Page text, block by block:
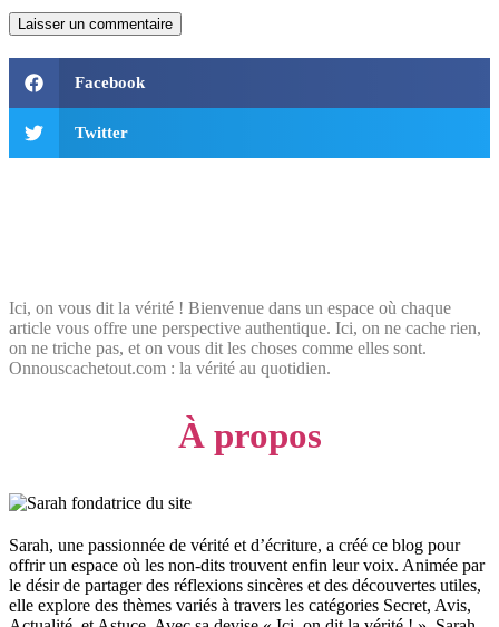
Facebook
Twitter
Ici, on vous dit la vérité ! Bienvenue dans un espace où chaque
article vous offre une perspective authentique. Ici, on ne cache rien,
on ne triche pas, et on vous dit les choses comme elles sont.
Onnouscachetout.com : la vérité au quotidien.
À propos
Sarah, une passionnée de vérité et d’écriture, a créé ce blog pour
offrir un espace où les non-dits trouvent enfin leur voix. Animée par
le désir de partager des réflexions sincères et des découvertes utiles,
elle explore des thèmes variés à travers les catégories Secret, Avis,